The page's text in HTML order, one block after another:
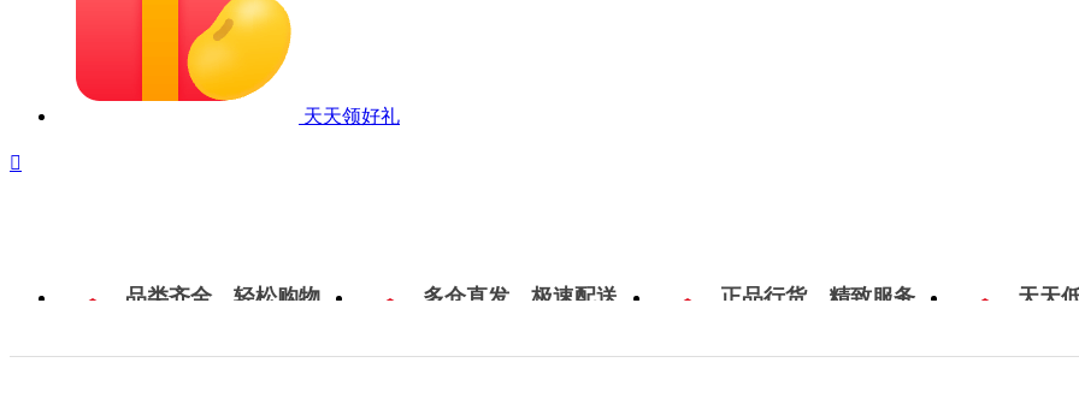
天天领好礼

品类齐全，轻松购物 多仓直发，极速配送 正品行货，精致服务 天天